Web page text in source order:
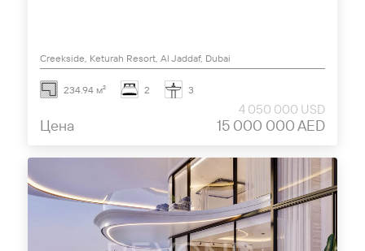
Creekside, Keturah Resort, Al Jaddaf, Dubai
234.94 м² 2 3
Цена
4 050 000 USD
15 000 000 AED